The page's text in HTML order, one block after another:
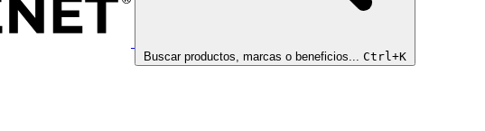
Buscar productos, marcas o beneficios... Ctrl+K